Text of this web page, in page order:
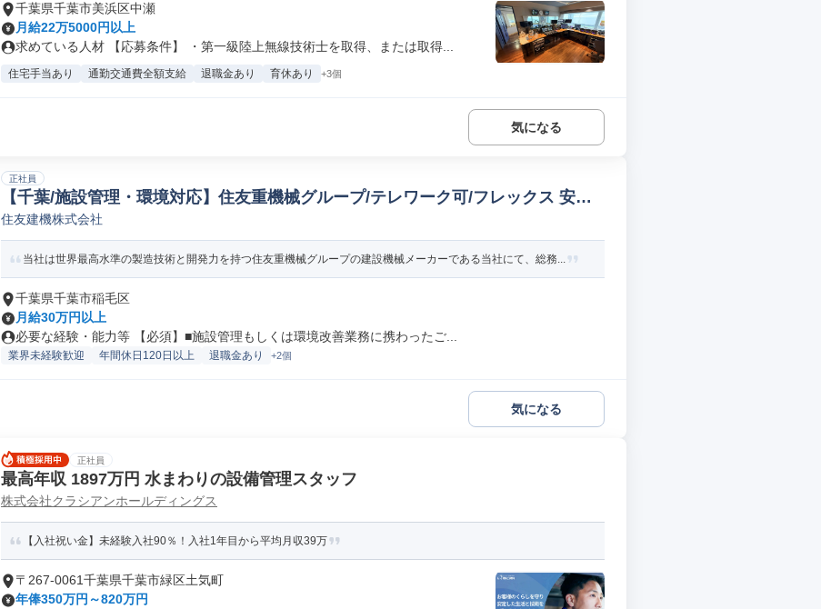
千葉県千葉市美浜区中瀬
月給22万5000円以上
求めている人材 【応募条件】 ・第一級陸上無線技術士を取得、または取得...
住宅手当あり 通勤交通費全額支給 退職金あり 育休あり +3個
気になる
正社員
【千葉/施設管理・環境対応】住友重機械グループ/テレワーク可/フレックス 安全
管理/環境保全
住友建機株式会社
当社は世界最高水準の製造技術と開発力を持つ住友重機械グループの建設機械メーカーである当社にて、総務...
千葉県千葉市稲毛区
月給30万円以上
必要な経験・能力等 【必須】■施設管理もしくは環境改善業務に携わったご...
業界未経験歓迎 年間休日120日以上 退職金あり +2個
気になる
正社員
最高年収 1897万円 水まわりの設備管理スタッフ
株式会社クラシアンホールディングス
【入社祝い金】未経験入社90％！入社1年目から平均月収39万
〒267-0061千葉県千葉市緑区土気町
年俸350万円～820万円